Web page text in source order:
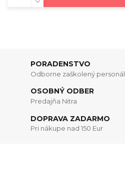
PORADENSTVO
Odborne zaškolený personál
OSOBNÝ ODBER
Predajňa Nitra
DOPRAVA ZADARMO
Pri nákupe nad 150 Eur